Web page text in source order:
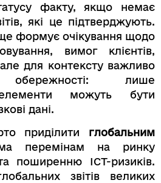
факту, якщо немає
які це підтверджують.
формує очікування щодо
вимог клієнтів,
але для контексту важливо
обережності: лише
елементи можуть бути
дані.
приділити глобальним
перемінам на ринку
поширенню ICT-ризиків.
звітів великих